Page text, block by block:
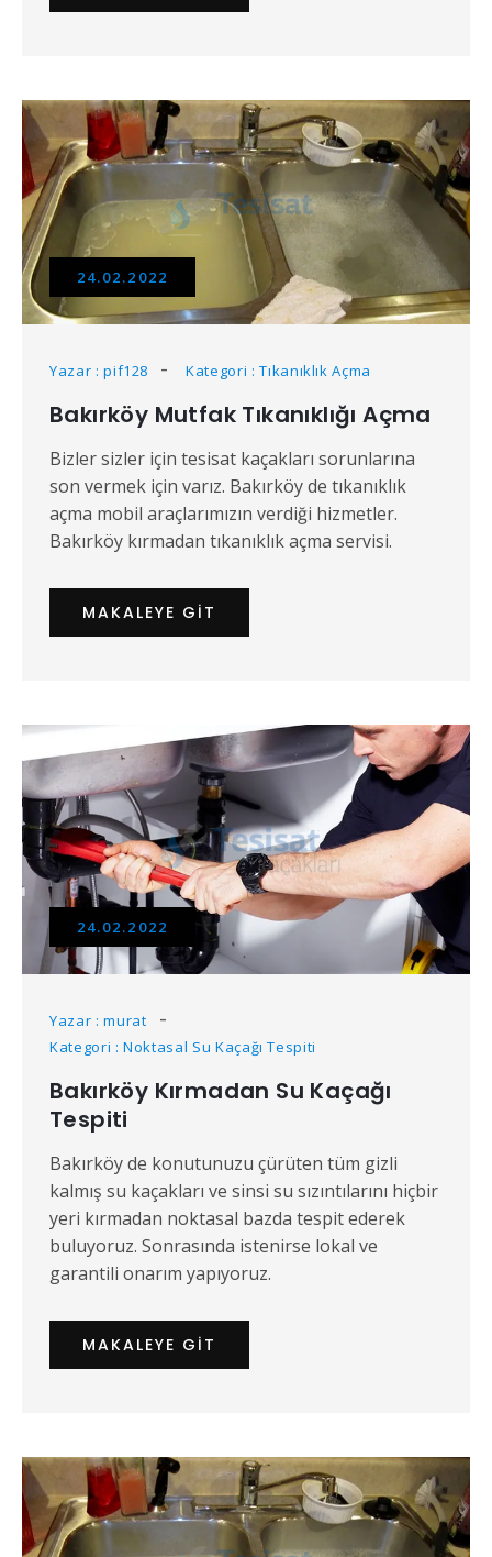
24.02.2022
Yazar : pif128 Kategori : Tıkanıklık Açma
Bakırköy Mutfak Tıkanıklığı Açma
Bizler sizler için tesisat kaçakları sorunlarına
son vermek için varız. Bakırköy de tıkanıklık
açma mobil araçlarımızın verdiği hizmetler.
Bakırköy kırmadan tıkanıklık açma servisi.
MAKALEYE GIT
24.02.2022
Yazar : murat
Kategori : Noktasal Su Kaçağı Tespiti
Bakırköy Kırmadan Su Kaçağı
Tespiti
Bakırköy de konutunuzu çürüten tüm gizli
kalmış su kaçakları ve sinsi su sızıntılarını hiçbir
yeri kırmadan noktasal bazda tespit ederek
buluyoruz. Sonrasında istenirse lokal ve
garantili onarım yapıyoruz.
MAKALEYE GIT